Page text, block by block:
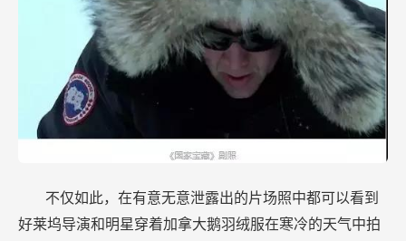
不仅如此，在有意无意泄露出的片场照中都可以看到
好莱坞导演和明星穿着加拿大鹅羽绒服在寒冷的天气中拍